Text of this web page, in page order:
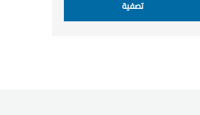
تصفية